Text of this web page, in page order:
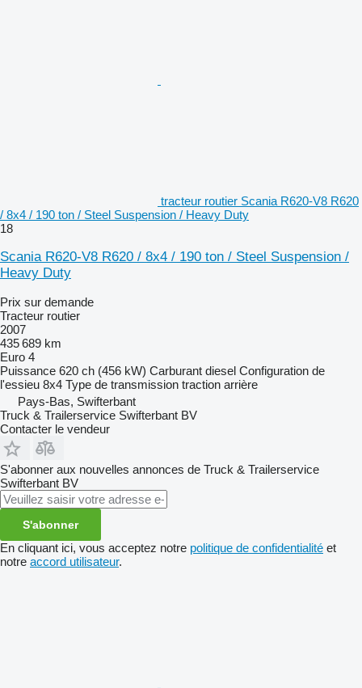
tracteur routier Scania R620-V8 R620
/ 8x4 / 190 ton / Steel Suspension / Heavy Duty
18
Scania R620-V8 R620 / 8x4 / 190 ton / Steel Suspension /
Heavy Duty
Prix sur demande
Tracteur routier
2007
435 689 km
Euro 4
Puissance 620 ch (456 kW) Carburant diesel Configuration de
l'essieu 8x4 Type de transmission traction arrière
Pays-Bas, Swifterbant
Truck & Trailerservice Swifterbant BV
Contacter le vendeur
S'abonner aux nouvelles annonces de Truck & Trailerservice
Swifterbant BV
S'abonner
En cliquant ici, vous acceptez notre politique de confidentialité et
notre accord utilisateur.